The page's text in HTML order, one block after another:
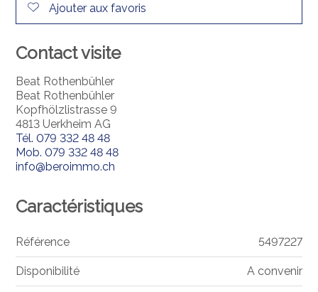
Ajouter aux favoris
Contact visite
Beat Rothenbühler
Beat Rothenbühler
Kopfhölzlistrasse 9
4813 Uerkheim AG
Tél.079 332 48 48
Mob.079 332 48 48
info@beroimmo.ch
Caractéristiques
Référence 5497227
Disponibilité A convenir